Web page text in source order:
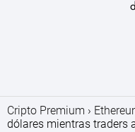
Cripto Premium
dólares mientras traders